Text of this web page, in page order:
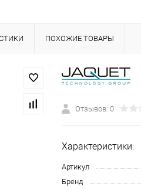
ПОХОЖИЕ ТОВАРЫ
Отзывов: 0
Характеристики:
Артикул
Бренд